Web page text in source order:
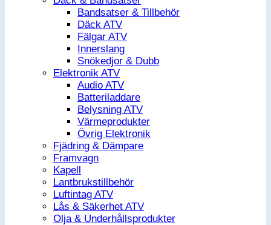
Bandsatser & Tillbehör
Däck ATV
Fälgar ATV
Innerslang
Snökedjor & Dubb
Elektronik ATV
Audio ATV
Batteriladdare
Belysning ATV
Värmeprodukter
Övrig Elektronik
Fjädring & Dämpare
Framvagn
Kapell
Lantbrukstillbehör
Luftintag ATV
Lås & Säkerhet ATV
Olja & Underhållsprodukter